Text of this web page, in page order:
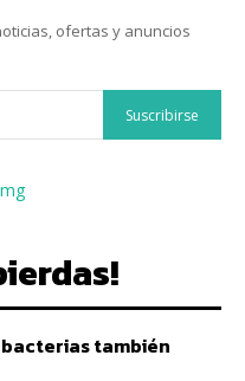
ofertas y anuncios
Suscribirse
también